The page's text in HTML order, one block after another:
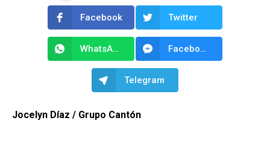
Facebook Twitter
WhatsApp Facebook Messenger
Telegram
Jocelyn Díaz / Grupo Cantón